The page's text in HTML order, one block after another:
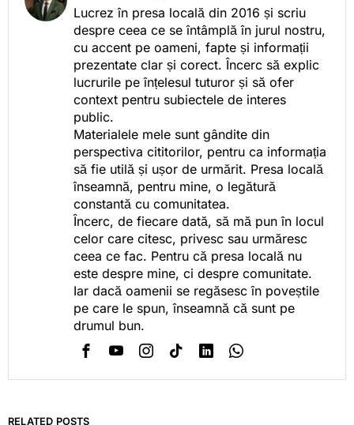
Lucrez în presa locală din 2016 și scriu
despre ceea ce se întâmplă în jurul nostru,
cu accent pe oameni, fapte și informații
prezentate clar și corect. Încerc să explic
lucrurile pe înțelesul tuturor și să ofer
context pentru subiectele de interes
public.
Materialele mele sunt gândite din
perspectiva cititorilor, pentru ca informația
să fie utilă și ușor de urmărit. Presa locală
înseamnă, pentru mine, o legătură
constantă cu comunitatea.
Încerc, de fiecare dată, să mă pun în locul
celor care citesc, privesc sau urmăresc
ceea ce fac. Pentru că presa locală nu
este despre mine, ci despre comunitate.
Iar dacă oamenii se regăsesc în poveștile
pe care le spun, înseamnă că sunt pe
drumul bun.
RELATED POSTS